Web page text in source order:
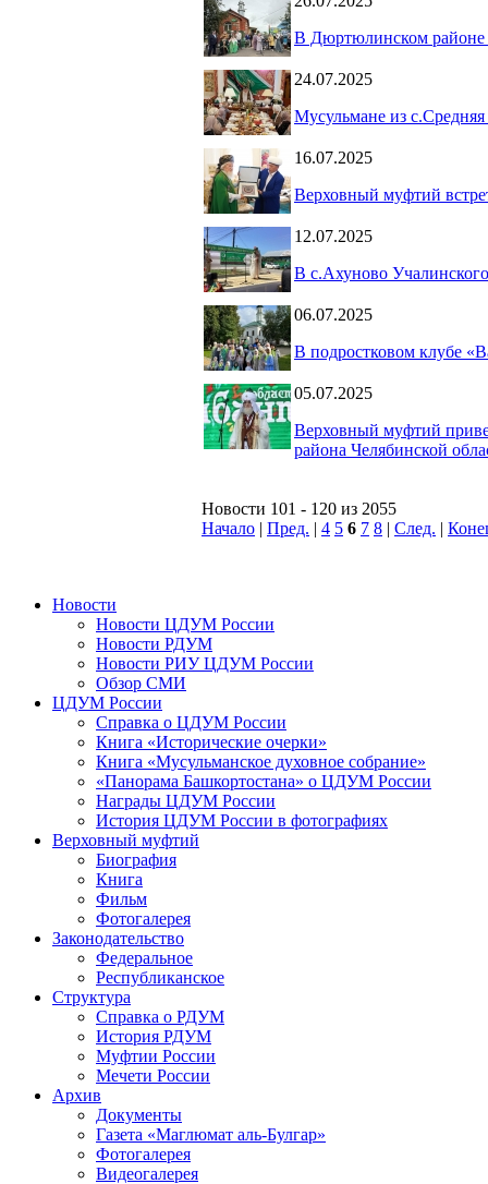
В Дюртюлинском районе
24.07.2025
Мусульмане из
16.07.2025
Верховный муфтий
12.07.2025
В с.Ахуново
06.07.2025
В подростковом клубе
05.07.2025
Верховный муфтий
района Челябинской
Новости 101 - 120 из 2055
Начало | Пред. | 4 5 6 7 8 | След. |
Новости
Новости ЦДУМ России
Новости РДУМ
Новости РИУ ЦДУМ России
Обзор СМИ
ЦДУМ России
Справка о ЦДУМ России
Книга «Исторические очерки»
Книга «Мусульманское духовное собрание»
«Панорама Башкортостана» о ЦДУМ России
Награды ЦДУМ России
История ЦДУМ России в фотографиях
Верховный муфтий
Биография
Книга
Фильм
Фотогалерея
Законодательство
Федеральное
Республиканское
Структура
Справка о РДУМ
История РДУМ
Муфтии России
Мечети России
Архив
Документы
Газета «Маглюмат аль-Булгар»
Фотогалерея
Видеогалерея